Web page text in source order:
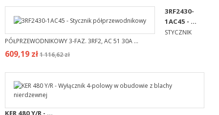
3RF2430-
1AC45 - ...
STYCZNIK
PÓŁPRZEWODNIKOWY 3-FAZ. 3RF2, AC 51 30A ...
609,19 zł1 116,62 zł
KER 480 Y/R - ...